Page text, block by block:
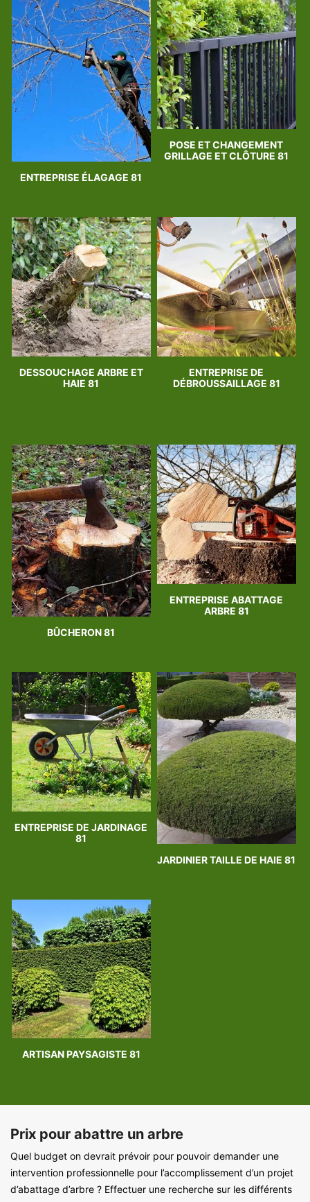
ENTREPRISE ÉLAGAGE 81
POSE ET CHANGEMENT
GRILLAGE ET CLÔTURE 81
DESSOUCHAGE ARBRE ET
HAIE 81
ENTREPRISE DE
DÉBROUSSAILLAGE 81
BÛCHERON 81
ENTREPRISE ABATTAGE
ARBRE 81
ENTREPRISE DE JARDINAGE
81
JARDINIER TAILLE DE HAIE 81
ARTISAN PAYSAGISTE 81
Prix pour abattre un arbre
Quel budget on devrait prévoir pour pouvoir demander une
intervention professionnelle pour l’accomplissement d’un projet
d’abattage d’arbre ? Effectuer une recherche sur les différents